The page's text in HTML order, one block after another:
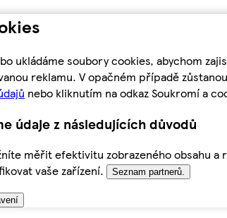
ukládáme soubory cookies, abychom
reklamu. V opačném případě
nebo kliknutím na odkaz Soukromí a
údaje z následujících důvodů
měřit efektivitu zobrazeného obsahu
vaše zařízení.
Seznam partnerů.